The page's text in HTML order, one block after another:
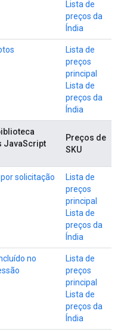
Lista de
preços da
Índia
Lista de
preços
principal
Lista de
preços da
Índia
JavaScript
Preços de
SKU
solicitação
Lista de
preços
principal
Lista de
preços da
Índia
no
Lista de
preços
principal
Lista de
preços da
Índia